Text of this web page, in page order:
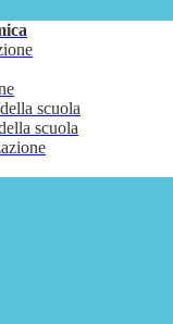
scuola
scuola